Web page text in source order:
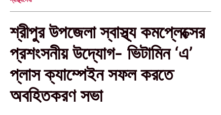
শ্রীপুর উপজেলা স্বাস্থ্য কমপ্লেক্সের
প্রশংসনীয় উদ্যোগ- ভিটামিন ‘এ’
প্লাস ক্যাম্পেইন সফল করতে
অবহিতকরণ সভা